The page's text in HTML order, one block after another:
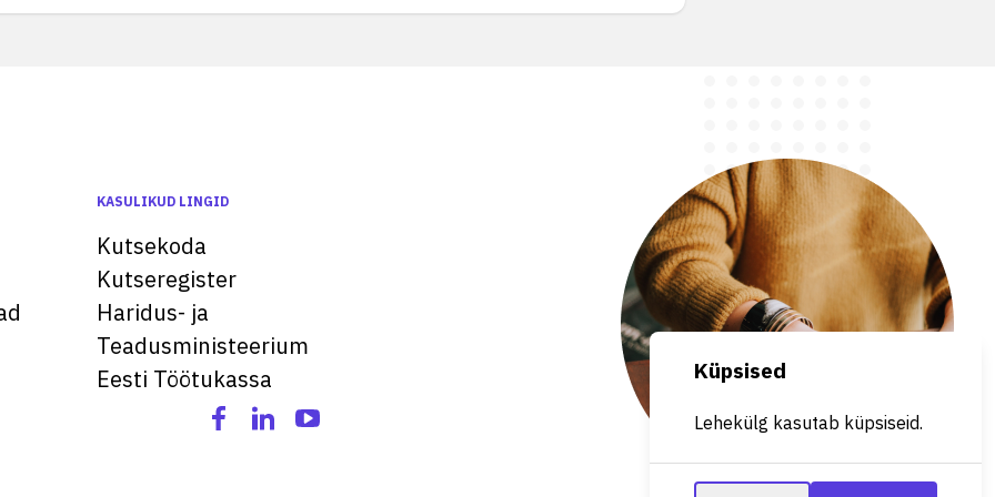
KASULIKUD LINGID
Kutsekoda
Kutseregister
Haridus- ja
Teadusministeerium
Eesti Töötukassa
Küpsised
Lehekülg kasutab küpsiseid.